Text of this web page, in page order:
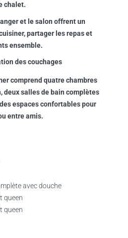
chalet.
et le salon offrent un
partager les repas et
ensemble.
des couchages
comprend quatre chambres
deux salles de bain complètes
espaces confortables pour
entre amis.
avec douche
queen
queen